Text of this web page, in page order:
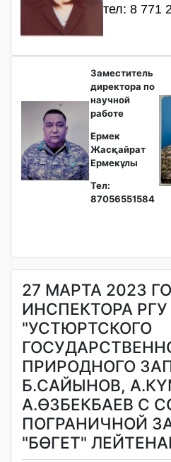
тел: 8 771
Заместитель
директора по
научной
работе
Ермек
Жасқайрат
Ермекұлы
Тел:
87056551584
27 МАРТА 2023
ИНСПЕКТОРА РГУ
"УСТЮРТСКОГО
ПРИРОДНОГО
Б.САЙЫНОВ,
А.ӨЗБЕКБАЕВ С
ПОГРАНИЧНОЙ
"БӨГЕТ"